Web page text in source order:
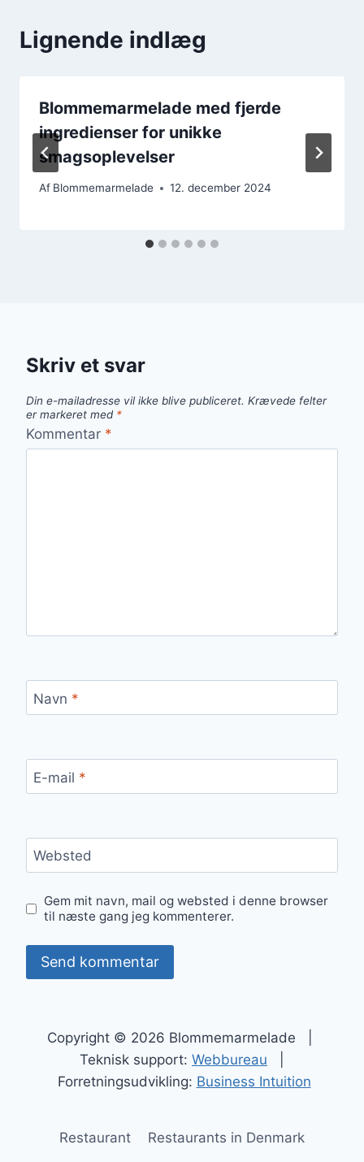
Lignende indlæg
Blommemarmelade med fjerde
ingredienser for unikke
smagsoplevelser
Af Blommemarmelade 12. december 2024
Skriv et svar
Din e-mailadresse vil ikke blive publiceret. Krævede felter
er markeret med *
Kommentar *
Navn *
E-mail *
Websted
Gem mit navn, mail og websted i denne browser
til næste gang jeg kommenterer.
Copyright © 2026 Blommemarmelade |
Teknisk support: Webbureau
Forretningsudvikling: Business Intuition
Restaurant
Restaurants in Denmark